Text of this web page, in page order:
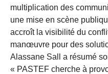
multiplication des
une mise en scène
accroît la visibilité du
manœuvre pour des
Alassane Sall a résumé
« PASTEF cherche à